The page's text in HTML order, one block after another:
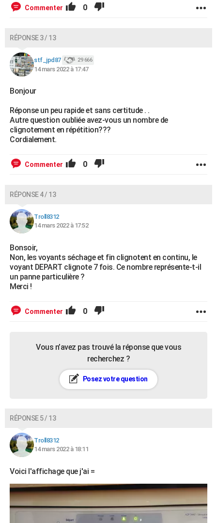
Commenter 0
RÉPONSE 3 / 13
stf_jpd87 29 666
14 mars 2022 à 17:47
Bonjour
Réponse un peu rapide et sans certitude . .
Autre question oubliée avez-vous un nombre de
clignotement en répétition???
Cordialement.
Commenter 0
RÉPONSE 4 / 13
Troll8312
14 mars 2022 à 17:52
Bonsoir,
Non, les voyants séchage et fin clignotent en continu, le
voyant DEPART clignote 7 fois. Ce nombre représente-t-il
un panne particulière ?
Merci !
Commenter 0
Vous n’avez pas trouvé la réponse que vous
recherchez ?
Posez votre question
RÉPONSE 5 / 13
Troll8312
14 mars 2022 à 18:11
Voici l'affichage que j'ai =